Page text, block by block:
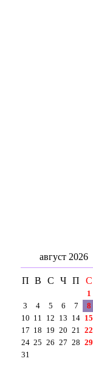
август 2026
П В С Ч П С
1
3
4 5 6 7 8
10 11 12 13 14 15
17 18 19 20 21 22
24 25 26 27 28 29
31